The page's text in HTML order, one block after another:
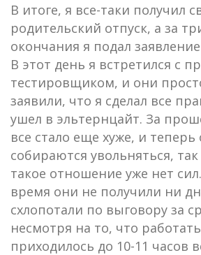
В итоге, я все-таки получил
родительский отпуск, а за
окончания я подал
В этот день я встретился с
тестировщиком, и они
заявили, что я сделал все
ушел в эльтернцайт. За
все стало еще хуже, и
собираются увольняться,
такое отношение уже нет
время они не получили ни
схлопотали по выговору за
несмотря на то, что
приходилось до 10-11 часов